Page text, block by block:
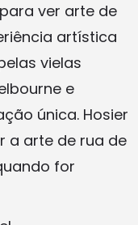
ver arte de
artística
vielas
e
única. Hosier
a arte de rua de
for